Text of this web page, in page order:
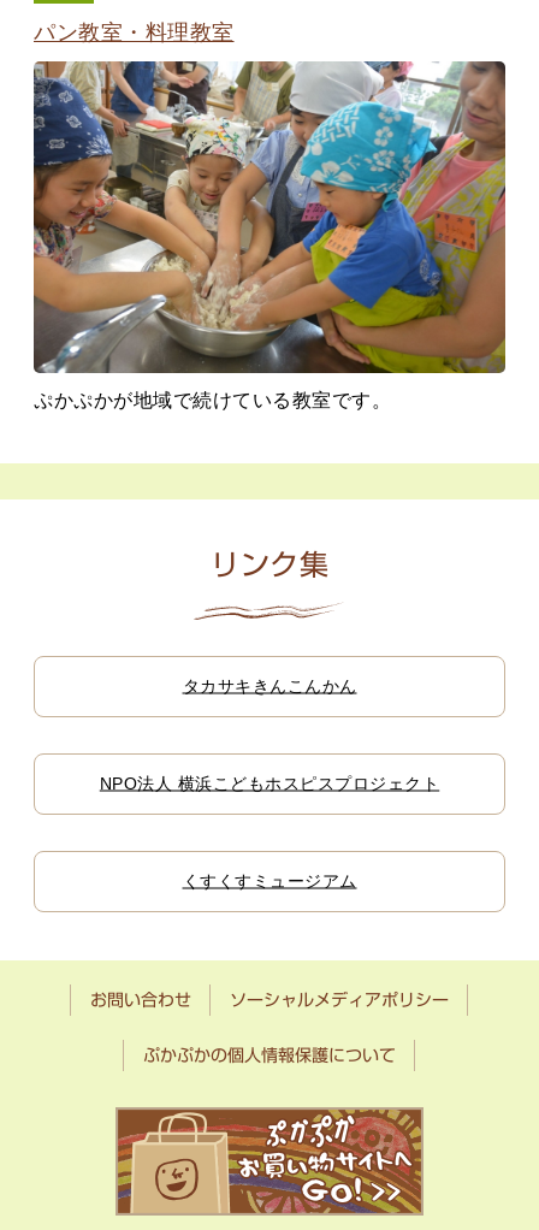
パン教室・料理教室
ぷかぷかが地域で続けている教室です。
リンク集
タカサキきんこんかん
NPO法人 横浜こどもホスピスプロジェクト
くすくすミュージアム
お問い合わせ ソーシャルメディアポリシー
ぷかぷかの個人情報保護について